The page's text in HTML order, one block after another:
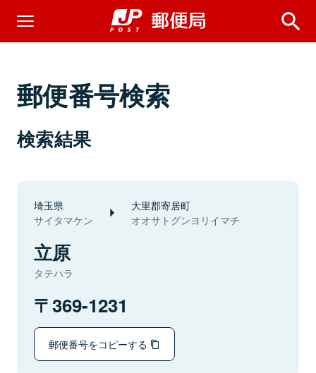
郵便番号検索
検索結果
埼玉県
サイタマケン
大里郡寄居町
オオサトグンヨリイマチ
立原
タテハラ
369-1231
郵便番号をコピーする